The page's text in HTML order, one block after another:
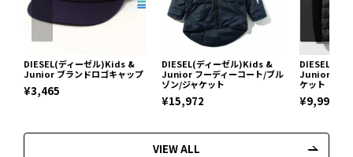
DIESEL(ディーゼル)Kids &
Junior ブランドロゴキャップ
¥3,465
DIESEL(ディーゼル)Kids &
Junior フーディーコート/ブル
ゾン/ジャケット
¥15,972
DIESEL(デ
Junior パデ
ケット
¥9,999
VIEW ALL